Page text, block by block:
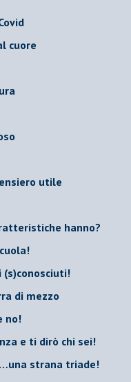
cuore
utile
hanno?
di mezzo
no!
e ti dirò chi sei!
strana triade!